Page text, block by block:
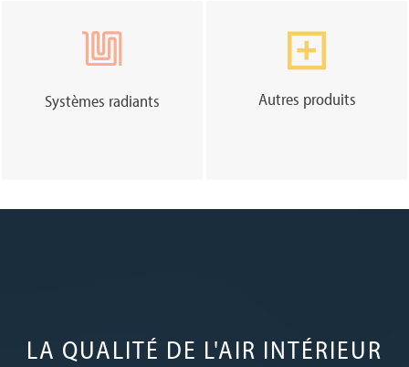
Systèmes radiants Autres produits
LA QUALITÉ DE L'AIR INTÉRIEUR